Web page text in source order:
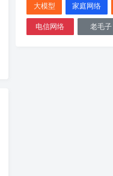
大模型
家庭网络
电信网络
老毛子